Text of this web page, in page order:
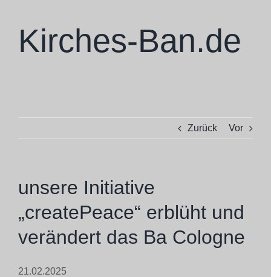
springenKirches-Ban.de
Ba Cologne
Zurück Vor
unsere Initiative
„createPeace“ erblüht und
verändert das Ba Cologne
21.02.2025